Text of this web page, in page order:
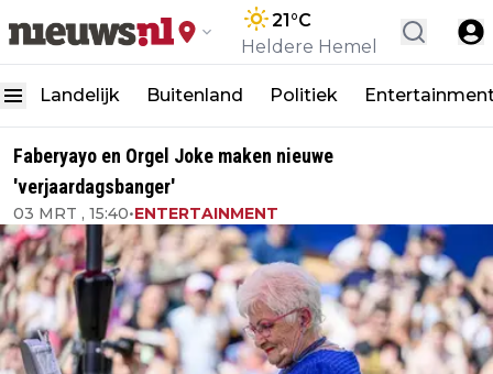
21°C
Heldere Hemel
Landelijk Buitenland Politiek
Faberyayo en Orgel Joke maken nieuwe
'verjaardagsbanger'
03 MRT , 15:40•ENTERTAINMENT